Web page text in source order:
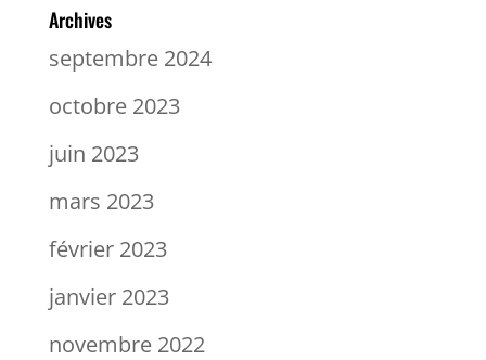
Archives
septembre 2024
octobre 2023
juin 2023
mars 2023
février 2023
janvier 2023
novembre 2022